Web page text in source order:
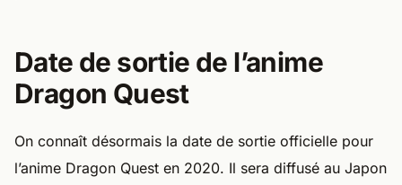
Date de sortie de l’anime
Dragon Quest
On connaît désormais la date de sortie officielle pour
l’anime Dragon Quest en 2020. Il sera diffusé au Japon